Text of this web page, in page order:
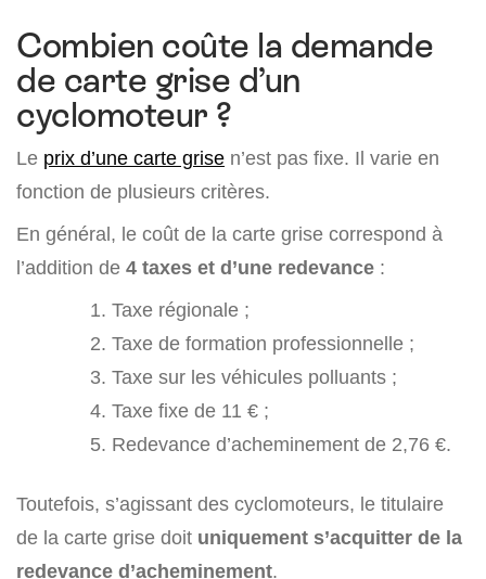
Combien coûte la demande
de carte grise d’un
cyclomoteur ?
Le prix d’une carte grise n’est pas fixe. Il varie en
fonction de plusieurs critères.
En général, le coût de la carte grise correspond à
l’addition de 4 taxes et d’une redevance :
Taxe régionale ;
Taxe de formation professionnelle ;
Taxe sur les véhicules polluants ;
Taxe fixe de 11 € ;
Redevance d’acheminement de 2,76 €.
Toutefois, s’agissant des cyclomoteurs, le titulaire
de la carte grise doit uniquement s’acquitter de la
redevance d’acheminement.